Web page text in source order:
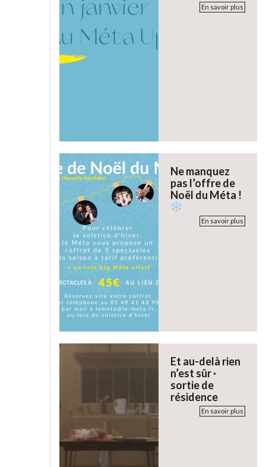
En savoir plus
Ne manquez
pas l’offre de
Noël du Méta !
En savoir plus
Et au-delà rien
n’est sûr ·
sortie de
résidence
En savoir plus